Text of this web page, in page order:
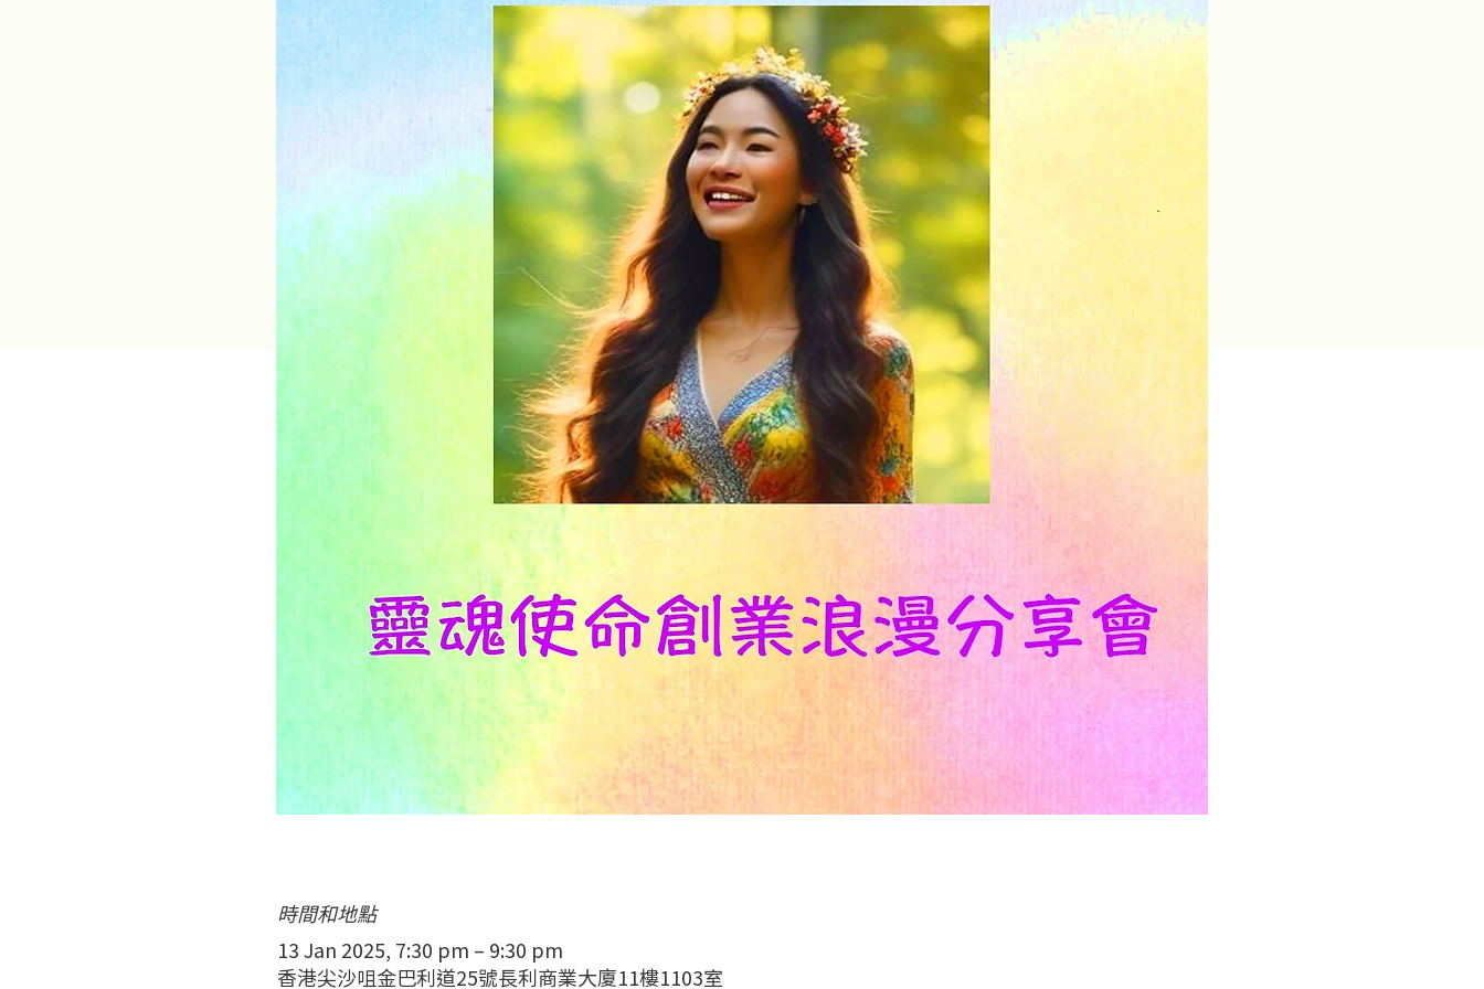
時間和地點
13 Jan 2025, 7:30 pm – 9:30 pm
香港尖沙咀金巴利道25號長利商業大廈11樓1103室